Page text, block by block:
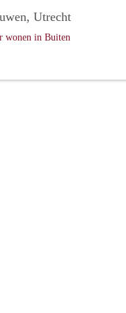
Utrecht
wonen in Buiten